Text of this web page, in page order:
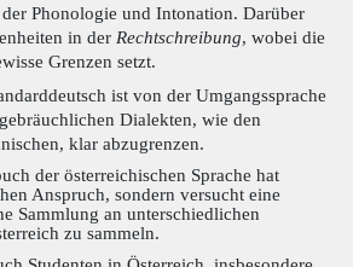
Phonologie und Intonation. Darüber
in der Rechtschreibung, wobei die
Grenzen setzt.
ist von der Umgangssprache
Dialekten, wie den
klar abzugrenzen.
der österreichischen Sprache hat
Anspruch, sondern versucht eine
Sammlung an unterschiedlichen
zu sammeln.